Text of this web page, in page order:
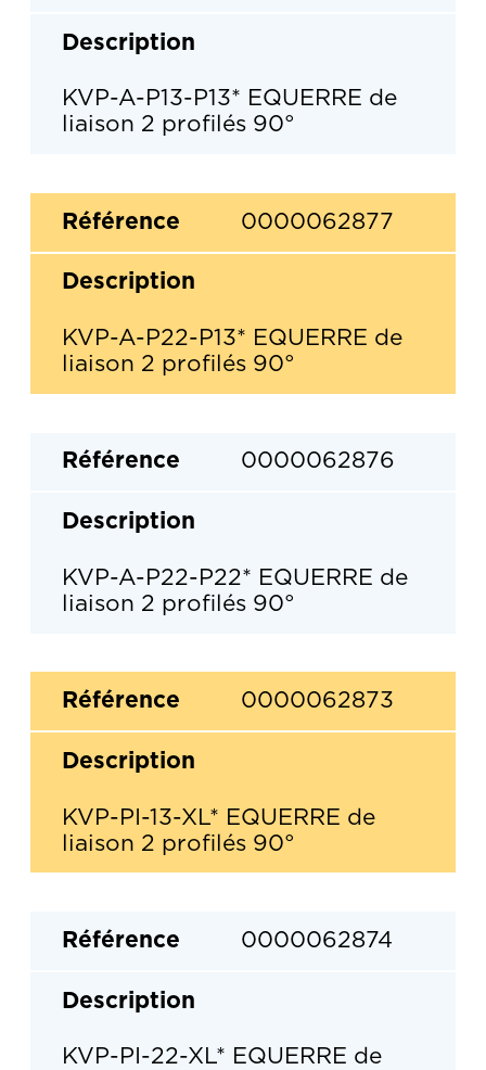
KVP-A-P13-P13* EQUERRE de
liaison 2 profilés 90°
0000062877
KVP-A-P22-P13* EQUERRE de
liaison 2 profilés 90°
0000062876
KVP-A-P22-P22* EQUERRE de
liaison 2 profilés 90°
0000062873
KVP-PI-13-XL* EQUERRE de
liaison 2 profilés 90°
0000062874
KVP-PI-22-XL* EQUERRE de